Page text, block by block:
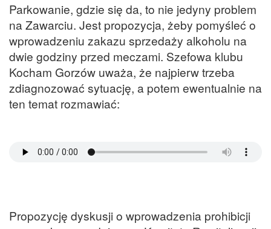
Parkowanie, gdzie się da, to nie jedyny problem
na Zawarciu. Jest propozycja, żeby pomyśleć o
wprowadzeniu zakazu sprzedaży alkoholu na
dwie godziny przed meczami. Szefowa klubu
Kocham Gorzów uważa, że najpierw trzeba
zdiagnozować sytuację, a potem ewentualnie na
ten temat rozmawiać:
Propozycję dyskusji o wprowadzenia prohibicji